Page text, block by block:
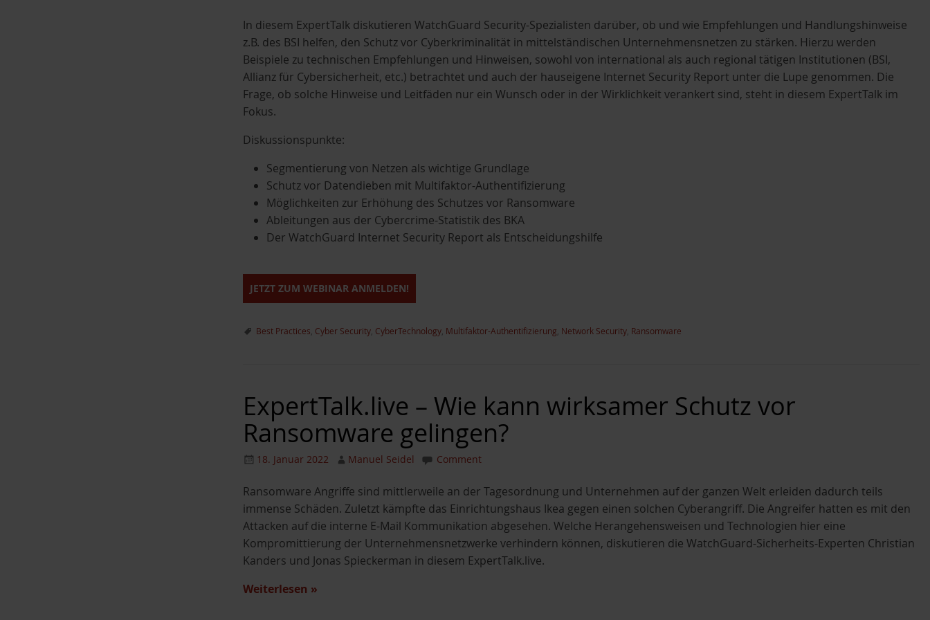
In diesem ExpertTalk diskutieren WatchGuard Security-Spezialisten darüber, ob und wie Empfehlungen und Handlungshinweise
z.B. des BSI helfen, den Schutz vor Cyberkriminalität in mittelständischen Unternehmensnetzen zu stärken. Hierzu werden
Beispiele zu technischen Empfehlungen und Hinweisen, sowohl von international als auch regional tätigen Institutionen (BSI,
Allianz für Cybersicherheit, etc.) betrachtet und auch der hauseigene Internet Security Report unter die Lupe genommen. Die
Frage, ob solche Hinweise und Leitfäden nur ein Wunsch oder in der Wirklichkeit verankert sind, steht in diesem ExpertTalk im
Fokus.
Diskussionspunkte:
Segmentierung von Netzen als wichtige Grundlage
Schutz vor Datendieben mit Multifaktor-Authentifizierung
Möglichkeiten zur Erhöhung des Schutzes vor Ransomware
Ableitungen aus der Cybercrime-Statistik des BKA
Der WatchGuard Internet Security Report als Entscheidungshilfe
JETZT ZUM WEBINAR ANMELDEN!
Best Practices Cyber Security CyberTechnology Multifaktor-Authentifizierung Network Security Ransomware
ExpertTalk.live – Wie kann wirksamer Schutz vor
Ransomware gelingen?
18. Januar 2022 Manuel Seidel Comment
Ransomware Angriffe sind mittlerweile an der Tagesordnung und Unternehmen auf der ganzen Welt erleiden dadurch teils
immense Schäden. Zuletzt kämpfte das Einrichtungshaus Ikea gegen einen solchen Cyberangriff. Die Angreifer hatten es mit den
Attacken auf die interne E-Mail Kommunikation abgesehen. Welche Herangehensweisen und Technologien hier eine
Kompromittierung der Unternehmensnetzwerke verhindern können, diskutieren die WatchGuard-Sicherheits-Experten Christian
Kanders und Jonas Spieckerman in diesem ExpertTalk.live.
Weiterlesen »